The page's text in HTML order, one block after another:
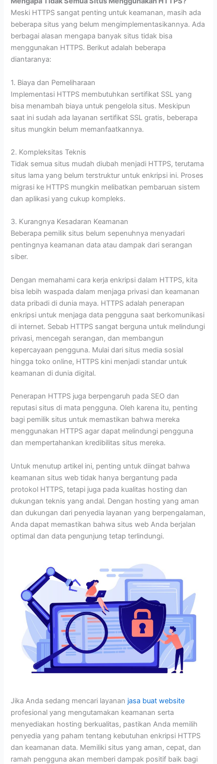
Meski HTTPS sangat penting untuk keamanan, masih ada
beberapa situs yang belum mengimplementasikannya. Ada
berbagai alasan mengapa banyak situs tidak bisa
menggunakan HTTPS. Berikut adalah beberapa
diantaranya:
1. Biaya dan Pemeliharaan
Implementasi HTTPS membutuhkan sertifikat SSL yang
bisa menambah biaya untuk pengelola situs. Meskipun
saat ini sudah ada layanan sertifikat SSL gratis, beberapa
situs mungkin belum memanfaatkannya.
2. Kompleksitas Teknis
Tidak semua situs mudah diubah menjadi HTTPS, terutama
situs lama yang belum terstruktur untuk enkripsi ini. Proses
migrasi ke HTTPS mungkin melibatkan pembaruan sistem
dan aplikasi yang cukup kompleks.
3. Kurangnya Kesadaran Keamanan
Beberapa pemilik situs belum sepenuhnya menyadari
pentingnya keamanan data atau dampak dari serangan
siber.
Dengan memahami cara kerja enkripsi dalam HTTPS, kita
bisa lebih waspada dalam menjaga privasi dan keamanan
data pribadi di dunia maya. HTTPS adalah penerapan
enkripsi untuk menjaga data pengguna saat berkomunikasi
di internet. Sebab HTTPS sangat berguna untuk melindungi
privasi, mencegah serangan, dan membangun
kepercayaan pengguna. Mulai dari situs media sosial
hingga toko online, HTTPS kini menjadi standar untuk
keamanan di dunia digital.
Penerapan HTTPS juga berpengaruh pada SEO dan
reputasi situs di mata pengguna. Oleh karena itu, penting
bagi pemilik situs untuk memastikan bahwa mereka
menggunakan HTTPS agar dapat melindungi pengguna
dan mempertahankan kredibilitas situs mereka.
Untuk menutup artikel ini, penting untuk diingat bahwa
keamanan situs web tidak hanya bergantung pada
protokol HTTPS, tetapi juga pada kualitas hosting dan
dukungan teknis yang andal. Dengan hosting yang aman
dan dukungan dari penyedia layanan yang berpengalaman,
Anda dapat memastikan bahwa situs web Anda berjalan
optimal dan data pengunjung tetap terlindungi.
Jika Anda sedang mencari layanan jasa buat website
profesional yang mengutamakan keamanan serta
menyediakan hosting berkualitas, pastikan Anda memilih
penyedia yang paham tentang kebutuhan enkripsi HTTPS
dan keamanan data. Memiliki situs yang aman, cepat, dan
ramah pengguna akan memberi dampak positif baik bagi